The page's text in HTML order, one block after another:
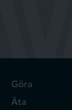
Göra
Äta